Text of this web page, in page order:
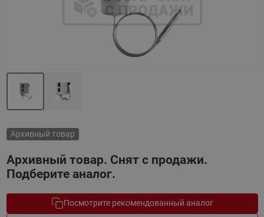
Архивный товар
Архивный товар. Снят с продажи.
Подберите аналог.
Посмотрите рекомендованный аналог